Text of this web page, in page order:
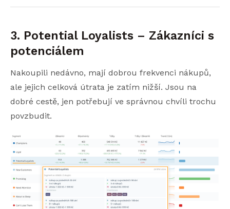
3. Potential Loyalists – Zákazníci s
potenciálem
Nakoupili nedávno, mají dobrou frekvenci nákupů,
ale jejich celková útrata je zatím nižší. Jsou na
dobré cestě, jen potřebují ve správnou chvíli trochu
povzbudit.